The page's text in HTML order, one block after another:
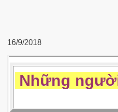
16/9/2018
Những